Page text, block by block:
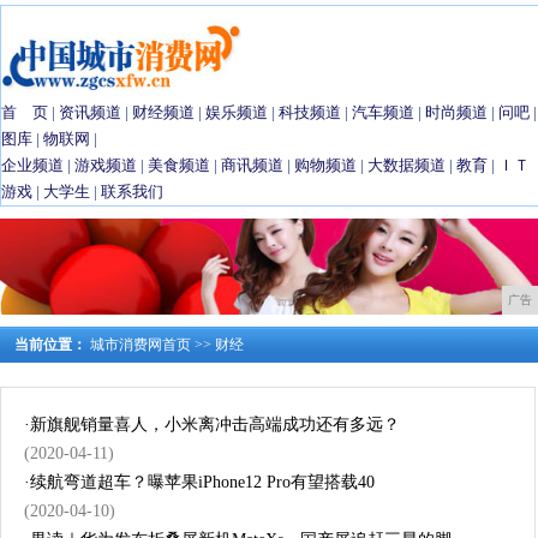
首 页 | 资讯频道 | 财经频道 | 娱乐频道 | 科技频道 | 汽车频道 | 时尚频道 | 问吧 |
图库 | 物联网 |
企业频道 | 游戏频道 | 美食频道 | 商讯频道 | 购物频道 | 大数据频道 | 教育 |
ＩＴ
游戏 | 大学生 | 联系我们
广告
当前位置： 城市消费网首页 >> 财经
· 新旗舰销量喜人，小米离冲击高端成功还有多远？
(2020-04-11)
·续航弯道超车？曝苹果iPhone12 Pro有望搭载40
(2020-04-10)